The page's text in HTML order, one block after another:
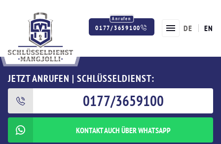
0177/3659100 DE EN
JETZT ANRUFEN | SCHLÜSSELDIENST:
0177/3659100
KONTAKT AUCH ÜBER WHATSAPP